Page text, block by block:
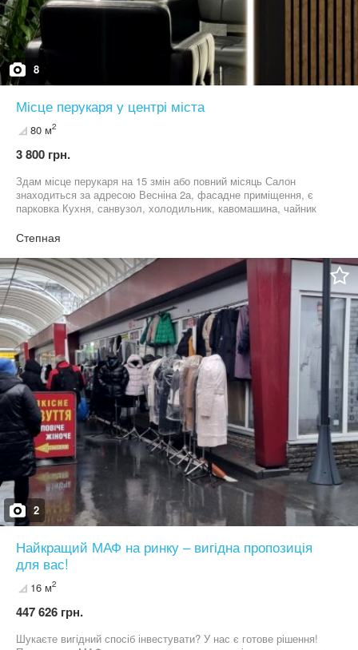
8
Місце перукаря у центрі міста
80 м2
3 800 грн.
Здам місце перукаря на 15 змін або повний місяць Салон
знаходиться за адресою Весніна 2а, фасадне приміщення, є
парковка Кухня, санвузол, холодильник, кавомашина, чайник
звʼязку у Телеграм: +38********24
Степная
2
Найкращий МАФ на ринку – вигідна пропозиція
для вас!
16 м2
447 626 грн.
Шукаєте вигідний спосіб інвестувати? У нас є готове рішення!